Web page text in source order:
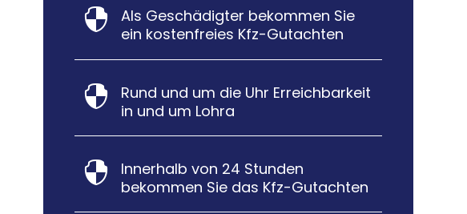

Als Geschädigter bekommen Sie
ein kostenfreies Kfz-Gutachten

Rund und um die Uhr Erreichbarkeit
in und um Lohra

Innerhalb von 24 Stunden
bekommen Sie das Kfz-Gutachten